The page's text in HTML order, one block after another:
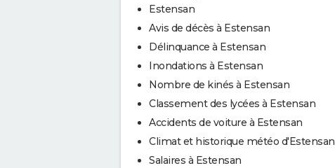
Estensan
Avis de décès à Estensan
Délinquance à Estensan
Inondations à Estensan
Nombre de kinés à Estensan
Classement des lycées à Estensan
Accidents de voiture à Estensan
Climat et historique météo d'Estensan
Salaires à Estensan